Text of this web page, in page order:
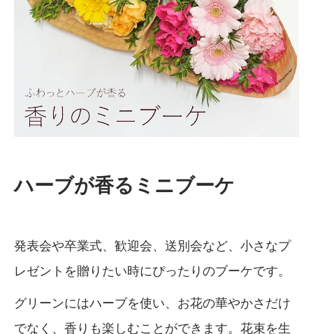
ハーブが香るミニブーケ
発表会や卒業式、歓迎会、送別会など、小さなプ
レゼントを贈りたい時にぴったりのブーケです。
グリーンにはハーブを使い、お花の華やかさだけ
でなく、香りも楽しむことができます。花束を生